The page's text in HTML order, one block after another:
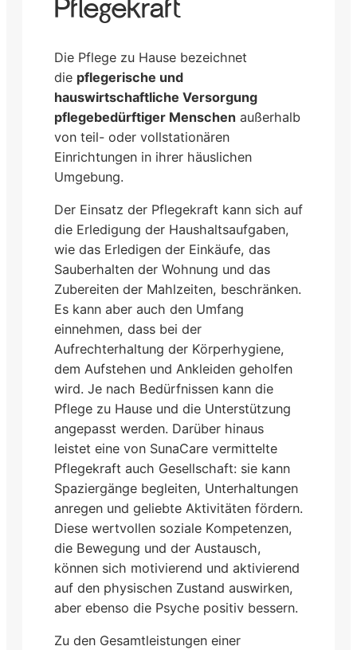
Pflegekraft
Die Pflege zu Hause bezeichnet
die pflegerische und
hauswirtschaftliche Versorgung
pflegebedürftiger Menschen außerhalb
von teil- oder vollstationären
Einrichtungen in ihrer häuslichen
Umgebung.
Der Einsatz der Pflegekraft kann sich auf
die Erledigung der Haushaltsaufgaben,
wie das Erledigen der Einkäufe, das
Sauberhalten der Wohnung und das
Zubereiten der Mahlzeiten, beschränken.
Es kann aber auch den Umfang
einnehmen, dass bei der
Aufrechterhaltung der Körperhygiene,
dem Aufstehen und Ankleiden geholfen
wird. Je nach Bedürfnissen kann die
Pflege zu Hause und die Unterstützung
angepasst werden. Darüber hinaus
leistet eine von SunaCare vermittelte
Pflegekraft auch Gesellschaft: sie kann
Spaziergänge begleiten, Unterhaltungen
anregen und geliebte Aktivitäten fördern.
Diese wertvollen soziale Kompetenzen,
die Bewegung und der Austausch,
können sich motivierend und aktivierend
auf den physischen Zustand auswirken,
aber ebenso die Psyche positiv bessern.
Zu den Gesamtleistungen einer